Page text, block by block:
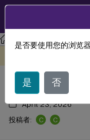
许可 Licensing
安装许可证
April 23, 2026
投稿者:
C C
是否要使用您的浏览
是 否